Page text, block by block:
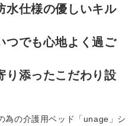
水仕様の優しいキル
つでも心地よく過ご
り添ったこだわり設
為の介護用ベッド「unage」シ